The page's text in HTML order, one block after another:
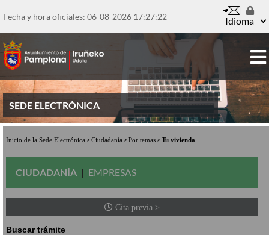
al
principal
Fecha y hora oficiales: 06-08-2026 17:27:22 Idioma
SEDE ELECTRÓNICA
Inicio de la Sede Electrónica Ciudadanía Por temas Tu vivienda
CIUDADANÍA EMPRESAS
Cita previa >
Buscar trámite